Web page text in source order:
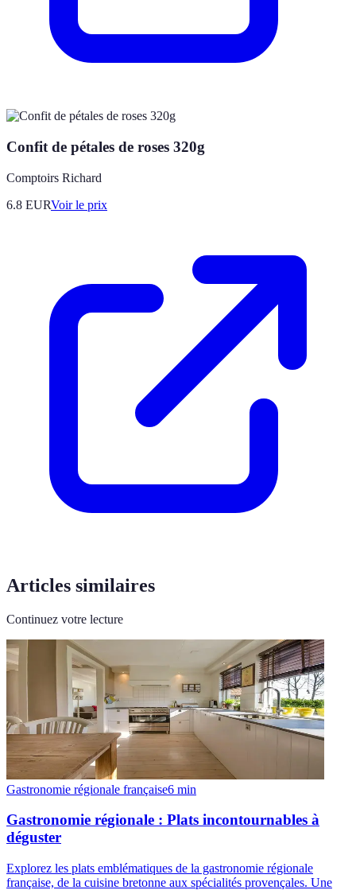
Confit de pétales de roses 320g
Comptoirs Richard
6.8 EURVoir le prix
Articles similaires
Continuez votre lecture
Gastronomie régionale française6 min
Gastronomie régionale : Plats incontournables à
déguster
Explorez les plats emblématiques de la gastronomie régionale
française, de la cuisine bretonne aux spécialités provençales. Une